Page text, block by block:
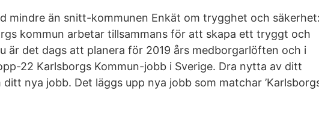
mindre än snitt-kommunen Enkät om trygghet och säkerhet:
kommun arbetar tillsammans för att skapa ett tryggt och
är det dags att planera för 2019 års medborgarlöften och i
22 Karlsborgs Kommun-jobb i Sverige. Dra nytta av ditt
nya jobb. Det läggs upp nya jobb som matchar